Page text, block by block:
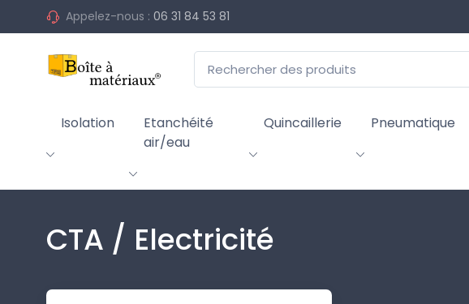
Appelez-nous : 06 31 84 53 81
Isolation
Etanchéité
air/eau
Quincaillerie Pneumatique
CTA / Electricité